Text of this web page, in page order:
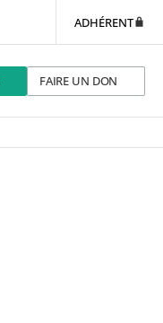
ADHÉRENT
FAIRE UN DON